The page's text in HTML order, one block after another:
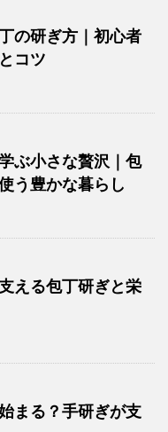
の研ぎ方｜初心者
コツ
ぶ小さな贅沢｜包
う豊かな暮らし
える包丁研ぎと栄
まる？手研ぎが支